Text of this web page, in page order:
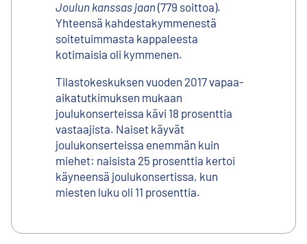
Joulun kanssas jaan(779 soittoa).
Yhteensä kahdestakymmenestä
soitetuimmasta kappaleesta
kotimaisia oli kymmenen.
Tilastokeskuksen vuoden 2017 vapaa-
aikatutkimuksen mukaan
joulukonserteissa kävi 18 prosenttia
vastaajista. Naiset käyvät
joulukonserteissa enemmän kuin
miehet: naisista 25 prosenttia kertoi
käyneensä joulukonsertissa, kun
miesten luku oli 11 prosenttia.